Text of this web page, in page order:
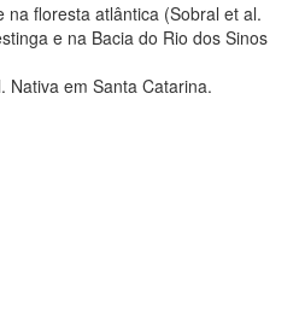
na floresta atlântica (Sobral et al.
e na Bacia do Rio dos Sinos
Nativa em Santa Catarina.